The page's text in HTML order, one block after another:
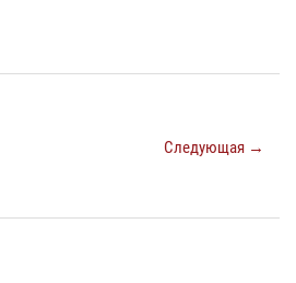
Следующая →